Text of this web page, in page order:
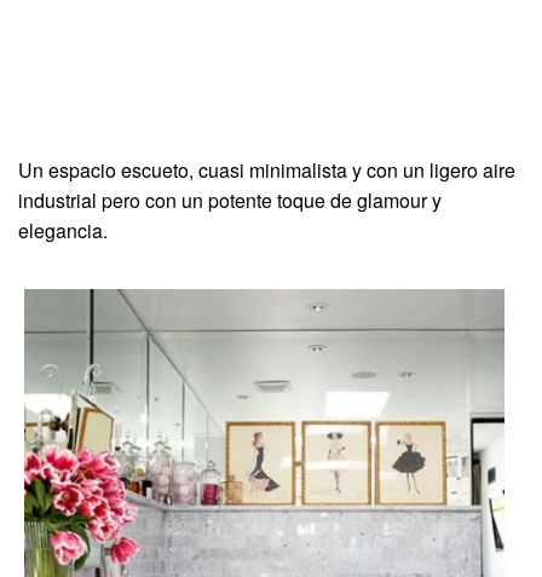
Un espacio escueto, cuasi minimalista y con un ligero aire
industrial pero con un potente toque de glamour y
elegancia.